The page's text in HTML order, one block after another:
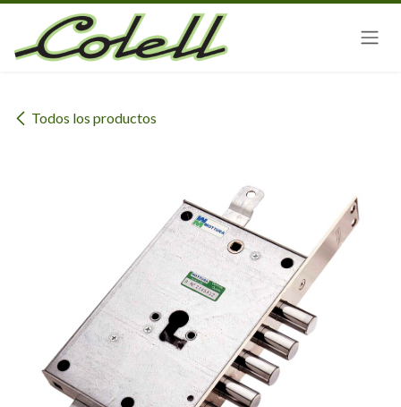
Ir al contenido
Todos los productos